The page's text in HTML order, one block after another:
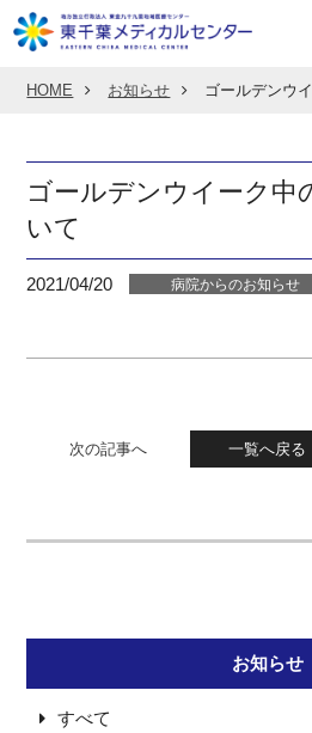
HOME お知らせ ゴールデンウ
ゴールデンウイーク中
いて
2021/04/20 病院からのお知らせ
次の記事へ 一覧へ戻る
お知らせ
すべて